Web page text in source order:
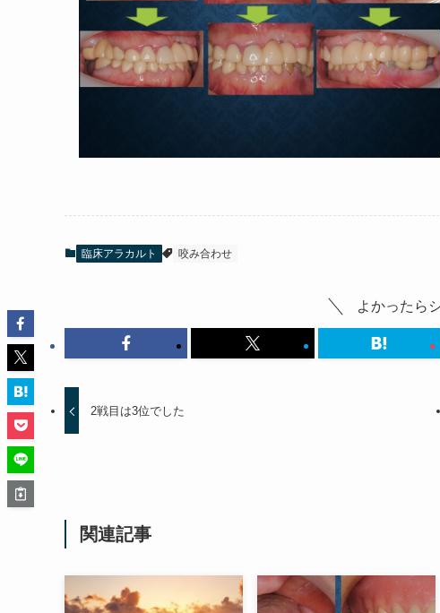
臨床アラカルト 咬み合わせ
よかったら
2戦目は3位でした
関連記事